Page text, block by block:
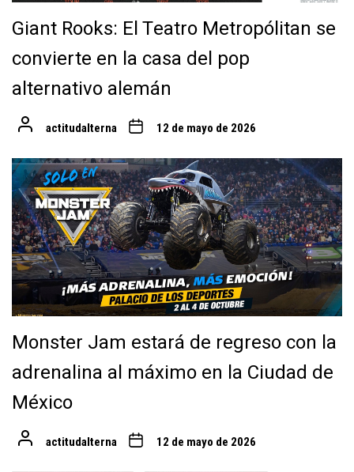
Giant Rooks: El Teatro Metropólitan se
convierte en la casa del pop
alternativo alemán
actitudalterna 12 de mayo de 2026
Monster Jam estará de regreso con la
adrenalina al máximo en la Ciudad de
México
actitudalterna 12 de mayo de 2026